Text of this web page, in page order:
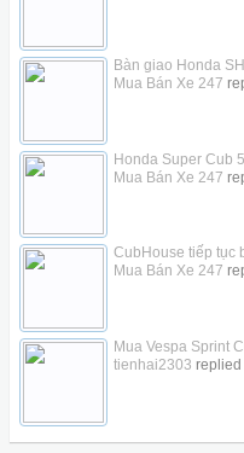
Bàn giao Honda
Mua Bán Xe 247
Honda Super Cub
Mua Bán Xe 247
CubHouse tiếp tục
Mua Bán Xe 247
Mua Vespa Sprint
tienhai2303 replied